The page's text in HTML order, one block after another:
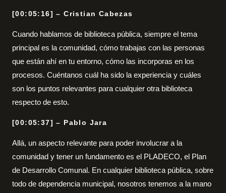
[00:05:16] – Cristian Cabezas
Cuando hablamos de biblioteca pública, siempre el tema
principal es la comunidad, cómo trabajas con las personas
que están ahí en tu entorno, cómo las incorporas en los
procesos. Cuéntanos cuál ha sido la experiencia y cuáles
son los puntos relevantes para cualquier otra biblioteca
respecto de esto.
[00:05:37] – Pablo Jara
Allá, un aspecto relevante para poder involucrar a la
comunidad y tener un fundamento es el PLADECO, el Plan
de Desarrollo Comunal. En cualquier biblioteca pública, sobre
todo de dependencia municipal, nosotros tenemos a la mano